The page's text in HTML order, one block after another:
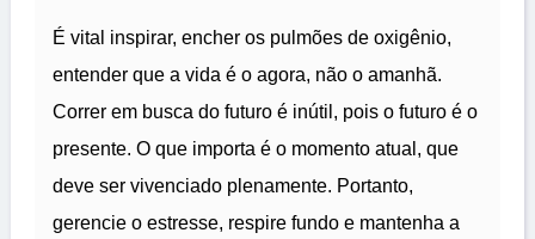
É vital inspirar, encher os pulmões de oxigênio,
entender que a vida é o agora, não o amanhã.
Correr em busca do futuro é inútil, pois o futuro é o
presente. O que importa é o momento atual, que
deve ser vivenciado plenamente. Portanto,
gerencie o estresse, respire fundo e mantenha a